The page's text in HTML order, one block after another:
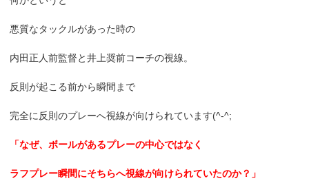
悪質なタックルがあった時の
内田正人前監督と井上奨前コーチの視線。
反則が起こる前から瞬間まで
完全に反則のプレーへ視線が向けられています(^-^;
「なぜ、ボールがあるプレーの中心ではなく
ラフプレー瞬間にそちらへ視線が向けられていたのか？」